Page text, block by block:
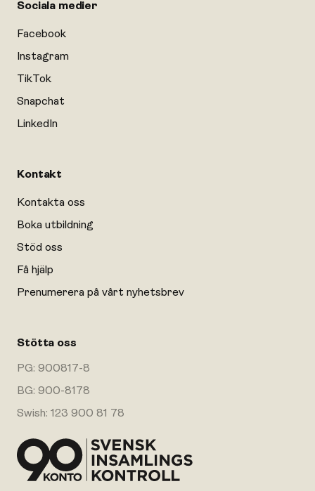
Sociala medier
Facebook
Instagram
TikTok
Snapchat
LinkedIn
Kontakt
Kontakta oss
Boka utbildning
Stöd oss
Få hjälp
Prenumerera på vårt nyhetsbrev
Stötta oss
PG: 900817-8
BG: 900-8178
Swish: 123 900 81 78